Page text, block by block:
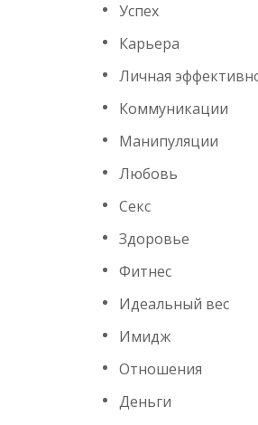
Успех
Карьера
Личная
Коммуникации
Манипуляции
Любовь
Секс
Здоровье
Фитнес
Идеальный вес
Имидж
Отношения
Деньги